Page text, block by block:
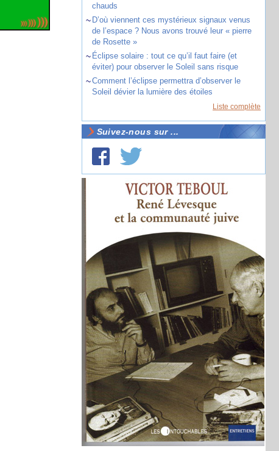
chauds
~ D’où viennent ces mystérieux signaux venus
de l’espace ? Nous avons trouvé leur « pierre
de Rosette »
~ Éclipse solaire : tout ce qu’il faut faire (et
éviter) pour observer le Soleil sans risque
~Comment l’éclipse permettra d’observer le
Soleil dévier la lumière des étoiles
Liste complète
Suivez-nous sur ...